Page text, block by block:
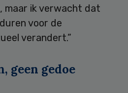
maar ik verwacht dat
voor de
verandert.”
geen gedoe